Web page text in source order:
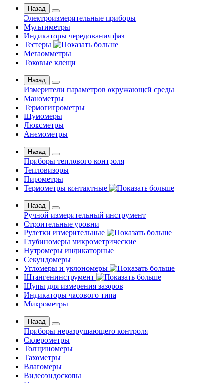
Назад
Электроизмерительные приборы
Мультиметры
Индикаторы чередования фаз
Тестеры
Мегаомметры
Токовые клещи
Назад
Измерители параметров окружающей среды
Манометры
Термогигрометры
Шумомеры
Люксметры
Анемометры
Назад
Приборы теплового контроля
Тепловизоры
Пирометры
Термометры контактные
Назад
Ручной измерительный инструмент
Строительные уровни
Рулетки измерительные
Глубиномеры микрометрические
Нутромеры индикаторные
Секундомеры
Угломеры и уклономеры
Штангенинструмент
Щупы для измерения зазоров
Индикаторы часового типа
Микрометры
Назад
Приборы неразрушающего контроля
Склерометры
Толщиномеры
Тахометры
Влагомеры
Видеоэндоскопы